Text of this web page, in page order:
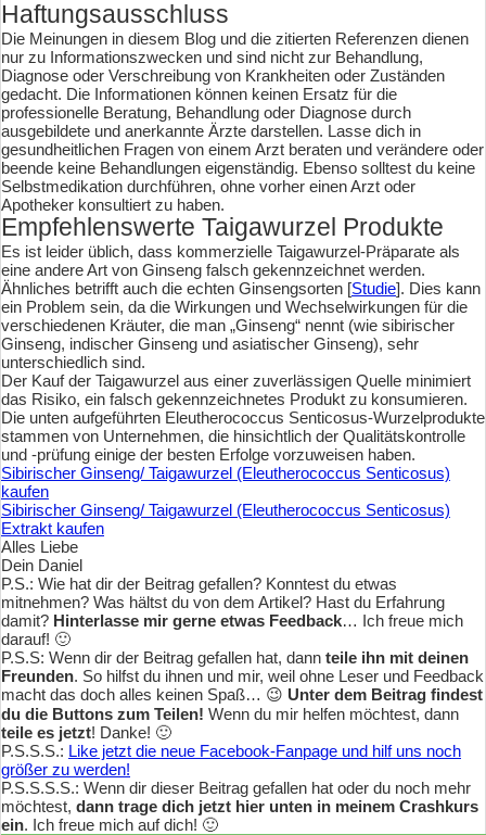
Haftungsausschluss
Die Meinungen in diesem Blog und die zitierten Referenzen dienen
nur zu Informationszwecken und sind nicht zur Behandlung,
Diagnose oder Verschreibung von Krankheiten oder Zuständen
gedacht. Die Informationen können keinen Ersatz für die
professionelle Beratung, Behandlung oder Diagnose durch
ausgebildete und anerkannte Ärzte darstellen. Lasse dich in
gesundheitlichen Fragen von einem Arzt beraten und verändere oder
beende keine Behandlungen eigenständig. Ebenso solltest du keine
Selbstmedikation durchführen, ohne vorher einen Arzt oder
Apotheker konsultiert zu haben.
Empfehlenswerte Taigawurzel Produkte
Es ist leider üblich, dass kommerzielle Taigawurzel-Präparate als
eine andere Art von Ginseng falsch gekennzeichnet werden.
Ähnliches betrifft auch die echten Ginsengsorten [Studie]. Dies kann
ein Problem sein, da die Wirkungen und Wechselwirkungen für die
verschiedenen Kräuter, die man „Ginseng“ nennt (wie sibirischer
Ginseng, indischer Ginseng und asiatischer Ginseng), sehr
unterschiedlich sind.
Der Kauf der Taigawurzel aus einer zuverlässigen Quelle minimiert
das Risiko, ein falsch gekennzeichnetes Produkt zu konsumieren.
Die unten aufgeführten Eleutherococcus Senticosus-Wurzelprodukte
stammen von Unternehmen, die hinsichtlich der Qualitätskontrolle
und -prüfung einige der besten Erfolge vorzuweisen haben.
Sibirischer Ginseng/ Taigawurzel (Eleutherococcus Senticosus)
kaufen
Sibirischer Ginseng/ Taigawurzel (Eleutherococcus Senticosus)
Extrakt kaufen
Alles Liebe
Dein Daniel
P.S.: Wie hat dir der Beitrag gefallen? Konntest du etwas
mitnehmen? Was hältst du von dem Artikel? Hast du Erfahrung
damit? Hinterlasse mir gerne etwas Feedback… Ich freue mich
darauf! 🙂
P.S.S: Wenn dir der Beitrag gefallen hat, dann teile ihn mit deinen
Freunden. So hilfst du ihnen und mir, weil ohne Leser und Feedback
macht das doch alles keinen Spaß… 😉 Unter dem Beitrag findest
du die Buttons zum Teilen! Wenn du mir helfen möchtest, dann
teile es jetzt! Danke! 🙂
P.S.S.S.: Like jetzt die neue Facebook-Fanpage und hilf uns noch
größer zu werden!
P.S.S.S.S.: Wenn dir dieser Beitrag gefallen hat oder du noch mehr
möchtest, dann trage dich jetzt hier unten in meinem Crashkurs
ein. Ich freue mich auf dich! 🙂